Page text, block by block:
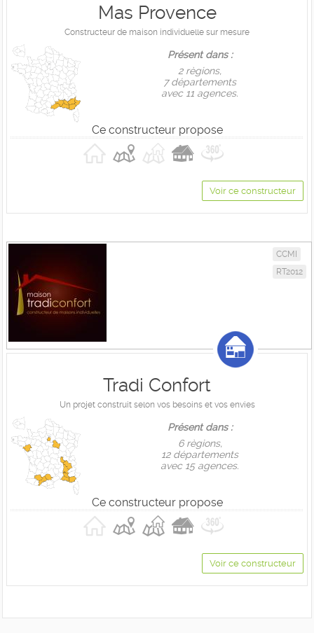
Mas Provence
Constructeur de maison individuelle sur mesure
Présent dans :
2 règions,
7 départements
avec 11 agences.
Ce constructeur propose
Voir ce constructeur
CCMI
RT2012
Tradi Confort
Un projet construit selon vos besoins et vos envies
Présent dans :
6 règions,
12 départements
avec 15 agences.
Ce constructeur propose
Voir ce constructeur